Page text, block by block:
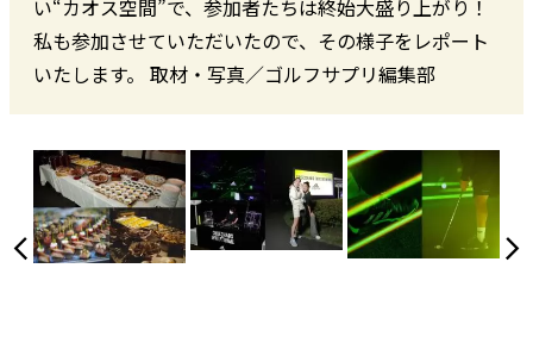
い“カオス空間”で、参加者たちは終始大盛り上がり！
私も参加させていただいたので、その様子をレポート
いたします。 取材・写真／ゴルフサプリ編集部